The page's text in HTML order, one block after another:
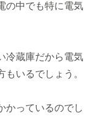
の中でも特に電気
冷蔵庫だから電気
いるでしょう。
かっているのでし